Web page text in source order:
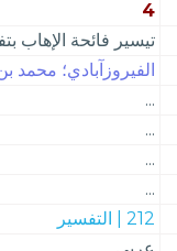
4
تيسير فائحة الإهاب
الفيروزآبادي؛ محمد
...
...
...
...
212 | التفسير